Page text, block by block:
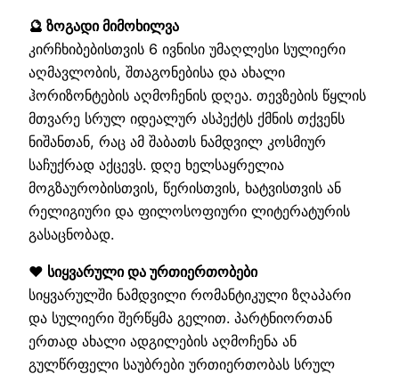
🔮 ზოგადი მიმოხილვა
კირჩხიბებისთვის 6 ივნისი უმაღლესი სულიერი
აღმავლობის, შთაგონებისა და ახალი
ჰორიზონტების აღმოჩენის დღეა. თევზების წყლის
მთვარე სრულ იდეალურ ასპექტს ქმნის თქვენს
ნიშანთან, რაც ამ შაბათს ნამდვილ კოსმიურ
საჩუქრად აქცევს. დღე ხელსაყრელია
მოგზაურობისთვის, წერისთვის, ხატვისთვის ან
რელიგიური და ფილოსოფიური ლიტერატურის
გასაცნობად.
❤️ სიყვარული და ურთიერთობები
სიყვარულში ნამდვილი რომანტიკული ზღაპარი
და სულიერი შერწყმა გელით. პარტნიორთან
ერთად ახალი ადგილების აღმოჩენა ან
გულწრფელი საუბრები ურთიერთობას სრულ